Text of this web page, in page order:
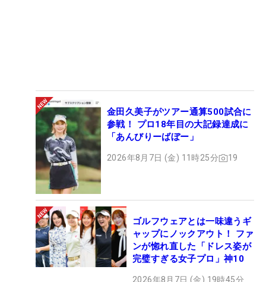
金田久美子がツアー通算500試合に
参戦！ プロ18年目の大記録達成に
「あんびりーばぼー」
2026年8月7日 (金) 11時25分 19
ゴルフウェアとは一味違うギ
ャップにノックアウト！ ファ
ンが惚れ直した「ドレス姿が
完璧すぎる女子プロ」神10
2026年8月7日 (金) 19時45分